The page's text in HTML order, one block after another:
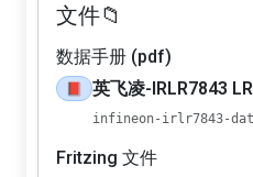
文件📁
数据手册 (pdf)
📕 英飞凌-IRLR7843
infineon-irlr7843-
Fritzing 文件